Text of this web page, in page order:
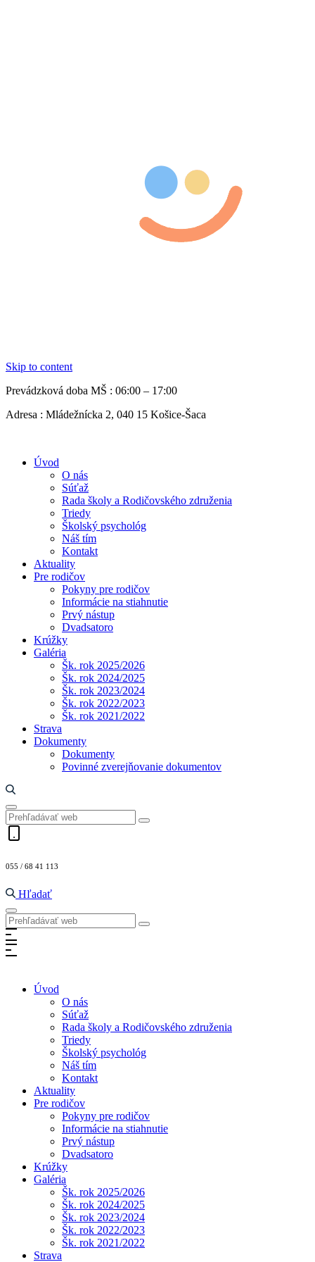
Skip to content
Prevádzková doba MŠ : 06:00 – 17:00
Adresa : Mládežnícka 2, 040 15 Košice-Šaca
Úvod
O nás
Súťaž
Rada školy a Rodičovského združenia
Triedy
Školský psychológ
Náš tím
Kontakt
Aktuality
Pre rodičov
Pokyny pre rodičov
Informácie na stiahnutie
Prvý nástup
Dvadsatoro
Krúžky
Galéria
Šk. rok 2025/2026
Šk. rok 2024/2025
Šk. rok 2023/2024
Šk. rok 2022/2023
Šk. rok 2021/2022
Strava
Dokumenty
Dokumenty
Povinné zverejňovanie dokumentov
055 / 68 41 113
Hľadať
Úvod
O nás
Súťaž
Rada školy a Rodičovského združenia
Triedy
Školský psychológ
Náš tím
Kontakt
Aktuality
Pre rodičov
Pokyny pre rodičov
Informácie na stiahnutie
Prvý nástup
Dvadsatoro
Krúžky
Galéria
Šk. rok 2025/2026
Šk. rok 2024/2025
Šk. rok 2023/2024
Šk. rok 2022/2023
Šk. rok 2021/2022
Strava